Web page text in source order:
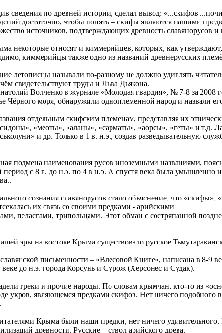
сведения по древней истории, сделал вывод: «...скифов
достаточно, чтобы понять – скифы являются нашими
источников, подтверждающих древность славянорусов
некоторые относят и киммерийцев, которых, как
киммерийцы также одно из названий древнерусских
летописцы называли по-разному не должно удивлять
свидетельствуют труды и Льва Дьякона.
Волченко в журнале «Молодая гвардия», № 7-8 за 2008
Чёрного моря, обнаружили одноплеменной народ и назвали
отдельным скифским племенам, представляя их
«меоты», «аланы», «сарматы», «аорсы», «геты» и т.д.
и др. Только в 1 в. н.э., создав разведывательную
подмена наименования русов иноземными названиями,
период с 8 в. до н.э. по 4 в н.э. А спустя века была умышленно
сознания славянорусов стало объяснение, что
их связь со своими предками - арийскими
пеласгами, трипольцами. Этот обман с состряпанной
эры на востоке Крыма существовало русское
письменности – «Влесовой Книге», написана в 8-
веке до н.э. города Корсунь и Сурож (Херсонес и Судак).
греки и прочие народы. По словам крымчан, кто-то из
укров, являющемся предками скифов. Нет ничего подобного
Крыма были наши предки, нет ничего
древности. Русские – ствол арийского древа.